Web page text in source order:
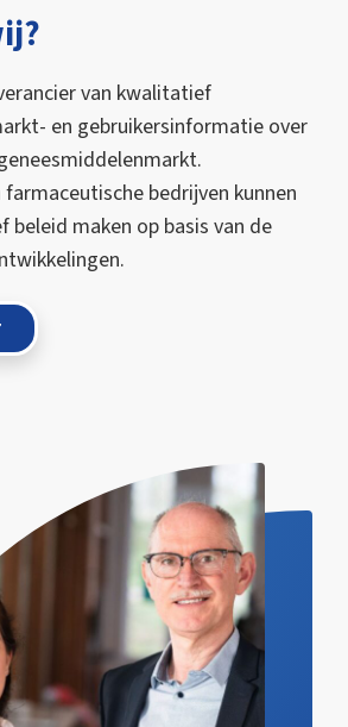
van kwalitatief
en gebruikersinformatie over
bedrijven kunnen
beleid maken op basis van de